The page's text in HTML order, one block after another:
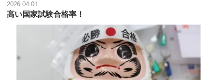
2026.04.01
高い国家試験合格率！